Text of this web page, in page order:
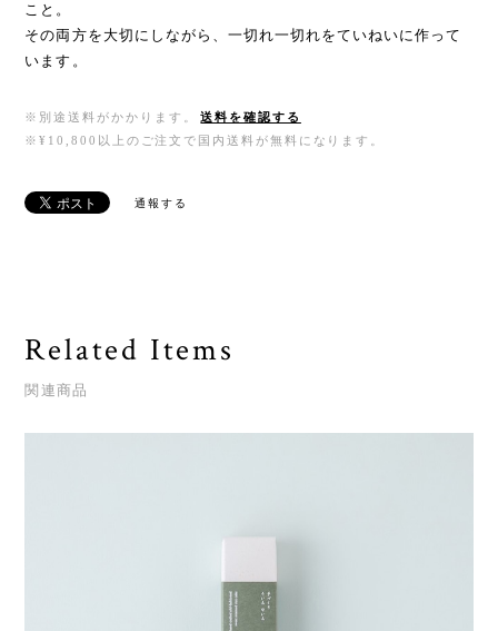
※別途送料がかかります。
送料を確認する
※¥10,800以上のご注文で国内送料が無料になります。
通報する
こと。
その両方を大切にしながら、一切れ一切れをていねいに作って
います。
Related Items
関連商品